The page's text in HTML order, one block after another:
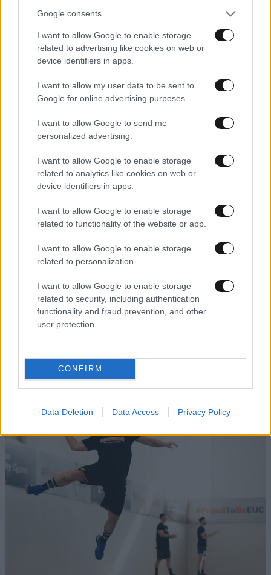
Google consents
I want to allow Google to enable storage
related to advertising like cookies on web or
device identifiers in apps.
I want to allow my user data to be sent to
Google for online advertising purposes.
I want to allow Google to send me
personalized advertising.
I want to allow Google to enable storage
related to analytics like cookies on web or
device identifiers in apps.
I want to allow Google to enable storage
related to functionality of the website or app.
I want to allow Google to enable storage
related to personalization.
I want to allow Google to enable storage
related to security, including authentication
functionality and fraud prevention, and other
user protection.
CONFIRM
Data Deletion Data Access Privacy Policy
Εργοθεραπεία, Φυσικοθεραπεία ή
Λογοθεραπεία; Οδηγός σπουδών και
επαγγελματικών προοπτικών
Η Ελλάδα αποκτά το δικό της βρετανικό
Πανεπιστήμιο!